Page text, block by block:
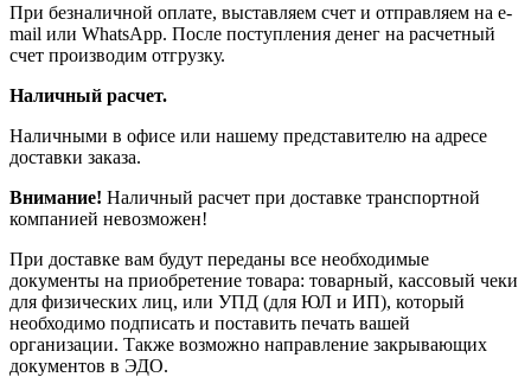
При безналичной оплате, выставляем счет и отправляем на e-
mail или WhatsApp. После поступления денег на расчетный
счет производим отгрузку.
Наличный расчет.
Наличными в офисе или нашему представителю на адресе
доставки заказа.
Внимание! Наличный расчет при доставке транспортной
компанией невозможен!
При доставке вам будут переданы все необходимые
документы на приобретение товара: товарный, кассовый чеки
для физических лиц, или УПД (для ЮЛ и ИП), который
необходимо подписать и поставить печать вашей
организации. Также возможно направление закрывающих
документов в ЭДО.